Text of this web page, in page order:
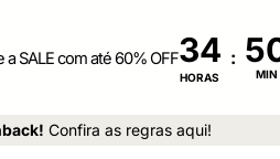
a SALE com até 60% OFF34
HORAS
:
MIN
Confira as regras aqui!